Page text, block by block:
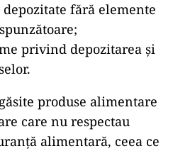
fără elemente
privind depozitarea și
produse alimentare
care nu respectau
alimentară, ceea ce